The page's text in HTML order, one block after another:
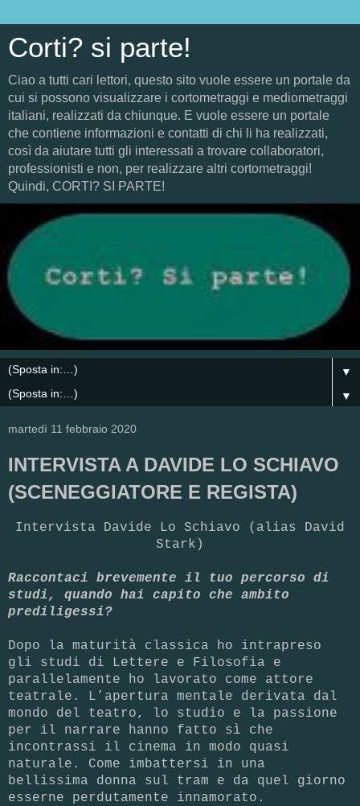
Corti? si parte!
Ciao a tutti cari lettori, questo sito vuole essere un portale da
cui si possono visualizzare i cortometraggi e mediometraggi
italiani, realizzati da chiunque. E vuole essere un portale
che contiene informazioni e contatti di chi li ha realizzati,
così da aiutare tutti gli interessati a trovare collaboratori,
professionisti e non, per realizzare altri cortometraggi!
Quindi, CORTI? SI PARTE!
▼
▼
martedì 11 febbraio 2020
INTERVISTA A DAVIDE LO SCHIAVO
(SCENEGGIATORE E REGISTA)
Intervista Davide Lo Schiavo (alias David
Stark)
Raccontaci brevemente il tuo percorso di
studi, quando hai capito che ambito
prediligessi?
Dopo la maturità classica ho intrapreso
gli studi di Lettere e Filosofia e
parallelamente ho lavorato come attore
teatrale. L’apertura mentale derivata dal
mondo del teatro, lo studio e la passione
per il narrare hanno fatto sì che
incontrassi il cinema in modo quasi
naturale. Come imbattersi in una
bellissima donna sul tram e da quel giorno
esserne perdutamente innamorato.